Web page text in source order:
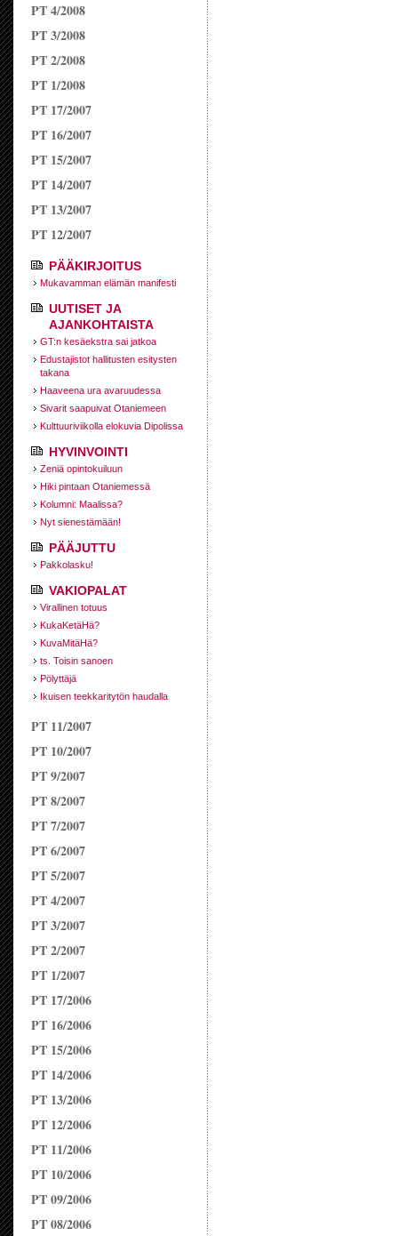
PT 4/2008
PT 3/2008
PT 2/2008
PT 1/2008
PT 17/2007
PT 16/2007
PT 15/2007
PT 14/2007
PT 13/2007
PT 12/2007
PÄÄKIRJOITUS
Mukavamman elämän manifesti
UUTISET JA
AJANKOHTAISTA
GT:n kesäekstra sai jatkoa
Edustajistot hallitusten esitysten
takana
Haaveena ura avaruudessa
Sivarit saapuivat Otaniemeen
Kulttuuri­viikolla elokuvia Dipolissa
HYVINVOINTI
Zeniä opintokuiluun
Hiki pintaan Otaniemessä
Kolumni: Maalissa?
Nyt sienestämään!
PÄÄJUTTU
Pakkolasku!
VAKIOPALAT
Virallinen totuus
KukaKetäHä?
KuvaMitäHä?
ts. Toisin sanoen
Pölyttäjä
Ikuisen teekkari­tytön haudalla
PT 11/2007
PT 10/2007
PT 9/2007
PT 8/2007
PT 7/2007
PT 6/2007
PT 5/2007
PT 4/2007
PT 3/2007
PT 2/2007
PT 1/2007
PT 17/2006
PT 16/2006
PT 15/2006
PT 14/2006
PT 13/2006
PT 12/2006
PT 11/2006
PT 10/2006
PT 09/2006
PT 08/2006